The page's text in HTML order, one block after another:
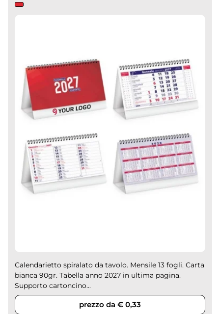
Calendarietto spiralato da tavolo. Mensile 13 fogli. Carta
bianca 90gr. Tabella anno 2027 in ultima pagina.
Supporto cartoncino...
prezzo da € 0,33